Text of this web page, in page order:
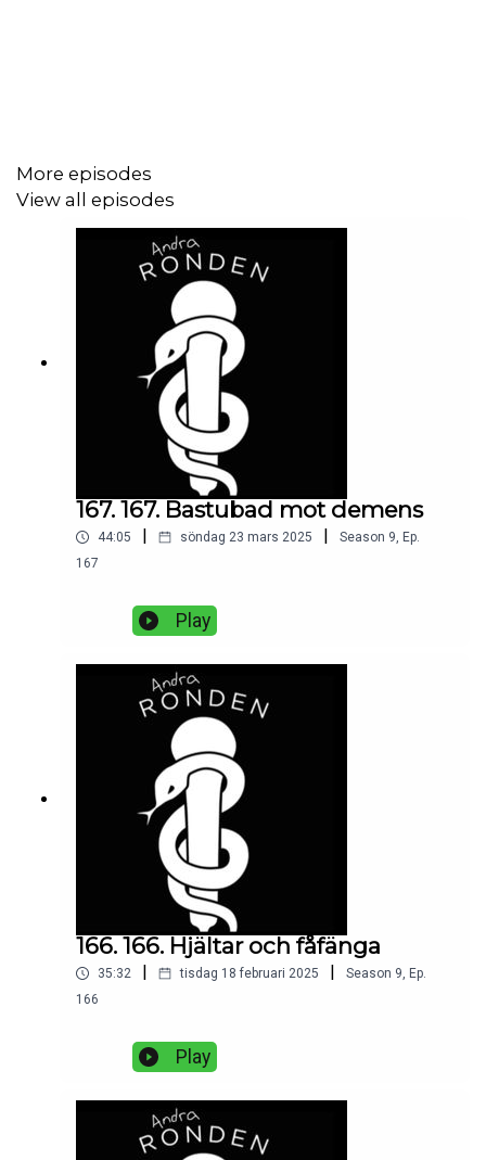
More episodes
View all episodes
167. 167. Bastubad mot demens
44:05 söndag 23 mars 2025 Season 9, Ep.
167
Play
166. 166. Hjältar och fåfänga
35:32 tisdag 18 februari 2025 Season 9, Ep.
166
Play